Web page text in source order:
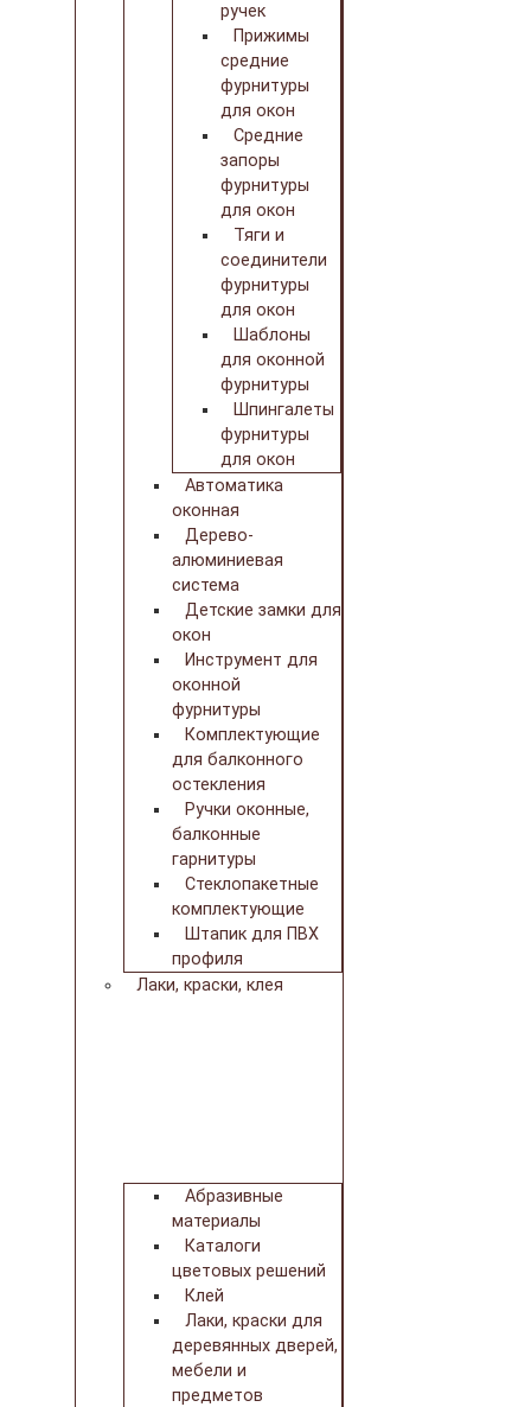
ручек
Прижимы
средние
фурнитуры
для окон
Средние
запоры
фурнитуры
для окон
Тяги и
соединители
фурнитуры
для окон
Шаблоны
для оконной
фурнитуры
Шпингалеты
фурнитуры
для окон
Автоматика
оконная
Дерево-
алюминиевая
система
Детские замки для
окон
Инструмент для
оконной
фурнитуры
Комплектующие
для балконного
остекления
Ручки оконные,
балконные
гарнитуры
Стеклопакетные
комплектующие
Штапик для ПВХ
профиля
Лаки, краски, клея
Абразивные
материалы
Каталоги
цветовых решений
Клей
Лаки, краски для
деревянных дверей,
мебели и
предметов